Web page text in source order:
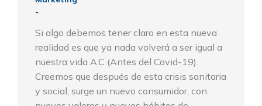
Si algo debemos tener claro en esta nueva
realidad es que ya nada volverá a ser igual a
nuestra vida A.C (Antes del Covid-19).
Creemos que después de esta crisis sanitaria
y social, surge un nuevo consumidor, con